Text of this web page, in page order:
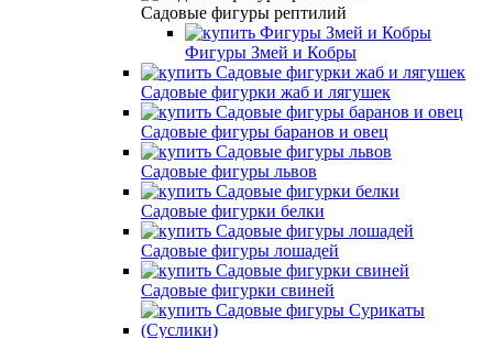
Садовые фигуры рептилий
Фигуры Змей и Кобры
Садовые фигурки жаб и лягушек
Садовые фигуры баранов и овец
Садовые фигуры львов
Садовые фигурки белки
Садовые фигуры лошадей
Садовые фигурки свиней